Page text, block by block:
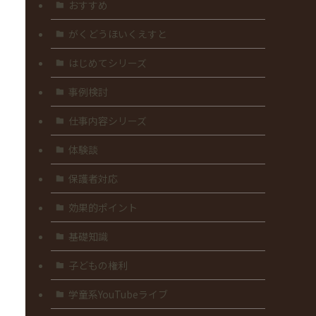
おすすめ
がくどうほいくえすと
はじめてシリーズ
事例検討
仕事内容シリーズ
体験談
保護者対応
効果的ポイント
基礎知識
子どもの権利
学童系YouTubeライブ